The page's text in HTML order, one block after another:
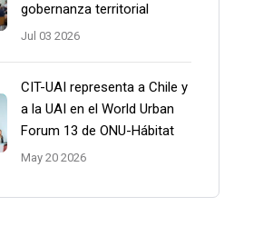
gobernanza territorial
Jul 03 2026
CIT-UAI representa a Chile y
a la UAI en el World Urban
Forum 13 de ONU-Hábitat
May 20 2026